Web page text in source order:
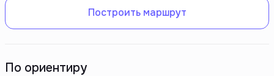
Построить маршрут
По ориентиру